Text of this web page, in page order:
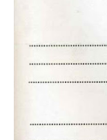
و الكيمياء
الطبيعية
الانجليزية